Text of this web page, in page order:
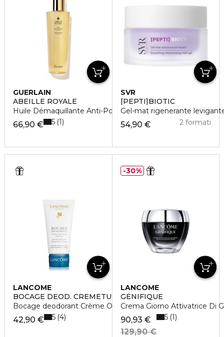
GUERLAIN
ABEILLE ROYALE
Huile Démaquillante Anti-Pollution
66,90 € 5 1
SVR
[PEPTI]BIOTIC
Gel-mat rigenerante
54,90 € 2 formati
LANCÔME
BOCAGE DEOD. CREMETU
Bocage deodorant Crème Onctueuse Douceur
42,90 € 5 4
LANCÔME
GÉNIFIQUE
Crema Giorno Attivatrice Di
90,93 €
129,90 €
5 1
30%